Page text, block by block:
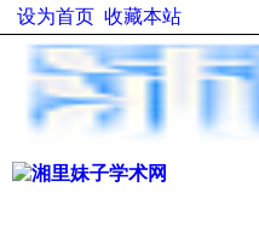
设为首页 收藏本站